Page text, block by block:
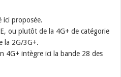
ici proposée.
ou plutôt de la 4G+ de catégorie
la 2G/3G+.
4G+ intègre ici la bande 28 des